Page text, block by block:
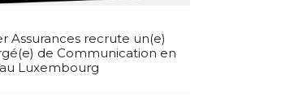
Assurances recrute un(e)
de Communication en
Luxembourg